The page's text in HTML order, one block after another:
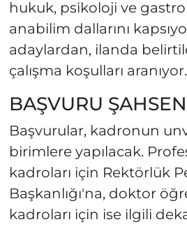
hukuk, psikoloji ve
anabilim dallarını
adaylardan, ilanda
çalışma koşulları aranıyor.
BAŞVURU
Başvurular, kadronun
birimlere yapılacak.
kadroları için Rektörlük
Başkanlığı'na, doktor
kadroları için ise ilgili